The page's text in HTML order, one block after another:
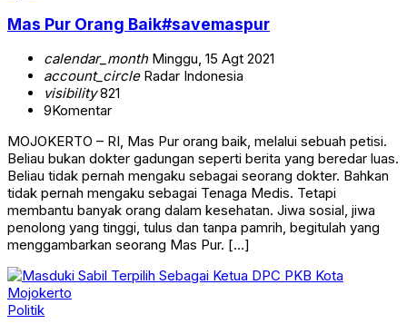
Mas Pur Orang Baik#savemaspur
calendar_monthMinggu, 15 Agt 2021
account_circleRadar Indonesia
visibility821
9Komentar
MOJOKERTO – RI, Mas Pur orang baik, melalui sebuah petisi.
Beliau bukan dokter gadungan seperti berita yang beredar luas.
Beliau tidak pernah mengaku sebagai seorang dokter. Bahkan
tidak pernah mengaku sebagai Tenaga Medis. Tetapi
membantu banyak orang dalam kesehatan. Jiwa sosial, jiwa
penolong yang tinggi, tulus dan tanpa pamrih, begitulah yang
menggambarkan seorang Mas Pur. […]
Politik